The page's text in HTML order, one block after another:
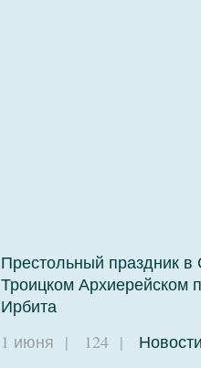
Престольный праздник в
Троицком Архиерейском
Ирбита
1 июня | 124 | Новости